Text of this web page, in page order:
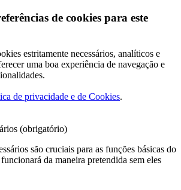
de cookies para este
estritamente necessários, analíticos e
uma boa experiência de navegação e
de privacidade e de Cookies.
(obrigatório)
são cruciais para as funções básicas do
da maneira pretendida sem eles